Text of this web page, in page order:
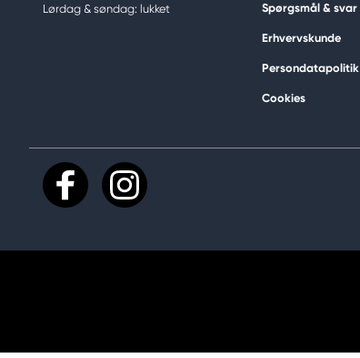
Lørdag & søndag: lukket
Spørgsmål & svar
Erhvervskunde
Persondatapolitik
Cookies